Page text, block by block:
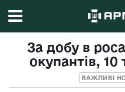
За добу в
окупантів, 10
ВАЖЛИВІ